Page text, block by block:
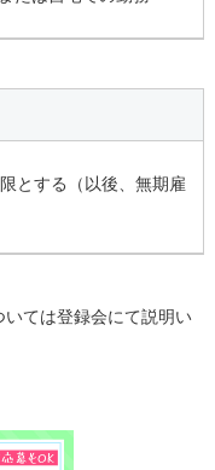
とする（以後、無期雇
ては登録会にて説明い